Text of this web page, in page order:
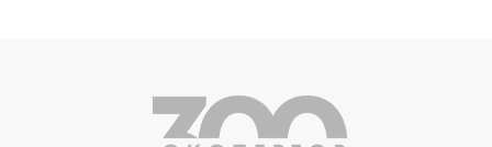
объемными круглыми ягодицами. Так
возможно ли получить все и сразу?